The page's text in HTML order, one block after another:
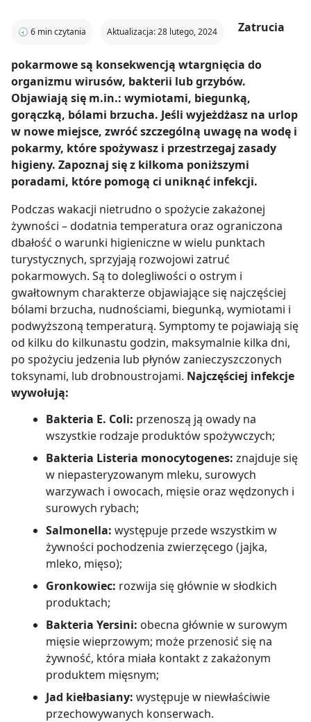
🕣 6 min czytania Aktualizacja: 28 lutego, 2024 Zatrucia
pokarmowe są konsekwencją wtargnięcia do
organizmu wirusów, bakterii lub grzybów.
Objawiają się m.in.: wymiotami, biegunką,
gorączką, bólami brzucha. Jeśli wyjeżdżasz na urlop
w nowe miejsce, zwróć szczególną uwagę na wodę i
pokarmy, które spożywasz i przestrzegaj zasady
higieny. Zapoznaj się z kilkoma poniższymi
poradami, które pomogą ci uniknąć infekcji.
Podczas wakacji nietrudno o spożycie zakażonej
żywności – dodatnia temperatura oraz ograniczona
dbałość o warunki higieniczne w wielu punktach
turystycznych, sprzyjają rozwojowi zatruć
pokarmowych. Są to dolegliwości o ostrym i
gwałtownym charakterze objawiające się najczęściej
bólami brzucha, nudnościami, biegunką, wymiotami i
podwyższoną temperaturą. Symptomy te pojawiają się
od kilku do kilkunastu godzin, maksymalnie kilka dni,
po spożyciu jedzenia lub płynów zanieczyszczonych
toksynami, lub drobnoustrojami. Najczęściej infekcje
wywołują:
Bakteria E. Coli: przenoszą ją owady na
wszystkie rodzaje produktów spożywczych;
Bakteria Listeria monocytogenes: znajduje się
w niepasteryzowanym mleku, surowych
warzywach i owocach, mięsie oraz wędzonych i
surowych rybach;
Salmonella: występuje przede wszystkim w
żywności pochodzenia zwierzęcego (jajka,
mleko, mięso);
Gronkowiec: rozwija się głównie w słodkich
produktach;
Bakteria Yersini: obecna głównie w surowym
mięsie wieprzowym; może przenosić się na
żywność, która miała kontakt z zakażonym
produktem mięsnym;
Jad kiełbasiany: występuje w niewłaściwie
przechowywanych konserwach.